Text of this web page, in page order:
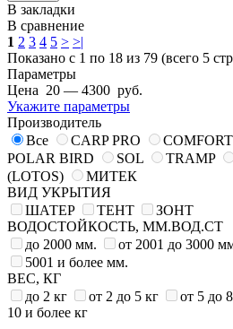
В закладки
В сравнение
1 2 3 4 5 > >|
Показано с 1 по 18 из 79 (всего 5
Параметры
Цена 20 — 4300 руб.
Укажите параметры
Производитель
Все
CARP PRO
POLAR BIRD
SOL TRAMP
(LOTOS)
МИТЕК
ВИД УКРЫТИЯ
ШАТЕР
ТЕНТ
ЗОНТ
ВОДОСТОЙКОСТЬ, ММ.ВОД.СТ
до 2000 мм.
от 2001 до 3000
5001 и более мм.
ВЕС, КГ
до 2 кг
от 2 до 5 кг от 5 до
10 и более кг